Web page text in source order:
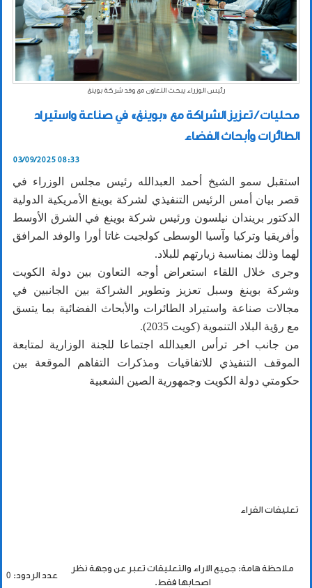
رئيس الوزراء يبحث التعاون مع وفد شركة بوينغ
محليات / تعزيز الشراكة مع «بوينغ» في صناعة واستيراد
الطائرات وأبحاث الفضاء
03/09/2025 08:33
استقبل سمو الشيخ أحمد العبدالله رئيس مجلس الوزراء في
قصر بيان أمس الرئيس التنفيذي لشركة بوينغ الأمريكية الدولية
الدكتور بريندان نيلسون ورئيس شركة بوينغ في الشرق الأوسط
وأفريقيا وتركيا وآسيا الوسطى كولجيت غاتا أورا والوفد المرافق
لهما وذلك بمناسبة زيارتهم للبلاد.
وجرى خلال اللقاء استعراض أوجه التعاون بين دولة الكويت
وشركة بوينغ وسبل تعزيز وتطوير الشراكة بين الجانبين في
مجالات صناعة واستيراد الطائرات والأبحاث الفضائية بما يتسق
مع رؤية البلاد التنموية (كويت 2035).
من جانب اخر ترأس العبدالله اجتماعا للجنة الوزارية لمتابعة
الموقف التنفيذي للاتفاقيات ومذكرات التفاهم الموقعة بين
حكومتي دولة الكويت وجمهورية الصين الشعبية
تعليقات القراء
ملاحظة هامة: جميع الاراء والتعليقات تعبر عن وجهة نظر
اصحابها فقط.
عدد الردود: 0